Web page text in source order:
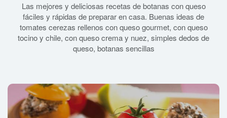
Las mejores y deliciosas recetas de botanas con queso
fáciles y rápidas de preparar en casa. Buenas ideas de
tomates cerezas rellenos con queso gourmet, con queso
tocino y chile, con queso crema y nuez, simples dedos de
queso, botanas sencillas